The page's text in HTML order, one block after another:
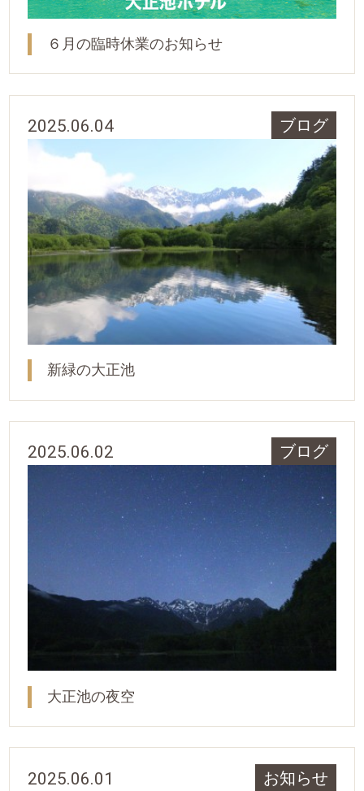
６月の臨時休業のお知らせ
2025.06.04 ブログ
新緑の大正池
2025.06.02 ブログ
大正池の夜空
2025.06.01 お知らせ